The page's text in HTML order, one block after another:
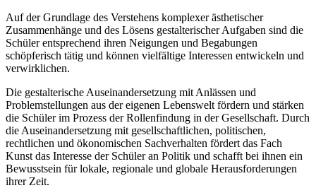
Auf der Grundlage des Verstehens komplexer ästhetischer
Zusammenhänge und des Lösens gestalterischer Aufgaben sind die
Schüler entsprechend ihren Neigungen und Begabungen
schöpferisch tätig und können vielfältige Interessen entwickeln und
verwirklichen.
Die gestalterische Auseinandersetzung mit Anlässen und
Problemstellungen aus der eigenen Lebenswelt fördern und stärken
die Schüler im Prozess der Rollenfindung in der Gesellschaft. Durch
die Auseinandersetzung mit gesellschaftlichen, politischen,
rechtlichen und ökonomischen Sachverhalten fördert das Fach
Kunst das Interesse der Schüler an Politik und schafft bei ihnen ein
Bewusstsein für lokale, regionale und globale Herausforderungen
ihrer Zeit.